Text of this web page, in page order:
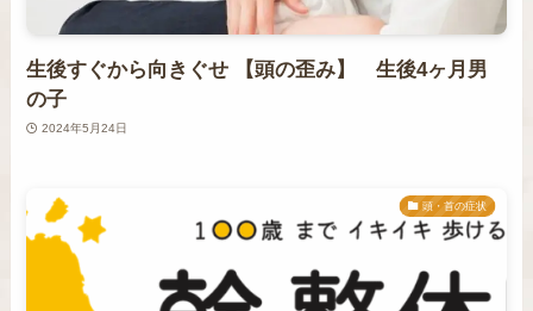
生後すぐから向きぐせ 【頭の歪み】 生後4ヶ月男
の子
2024年5月24日
頭・首の症状